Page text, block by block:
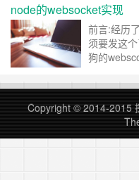
java学习
阅读 »
node的websocket实现
前言:经历
须要发这
狗的
懵圈圈的
de/ws/
Copyright © 2014-2015